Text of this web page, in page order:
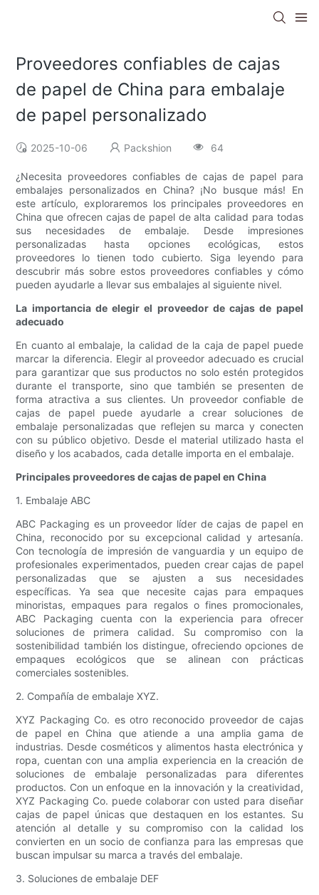
Proveedores confiables de cajas
de papel de China para embalaje
de papel personalizado
2025-10-06 Packshion 64
¿Necesita proveedores confiables de cajas de papel para
embalajes personalizados en China? ¡No busque más! En
este artículo, exploraremos los principales proveedores en
China que ofrecen cajas de papel de alta calidad para todas
sus necesidades de embalaje. Desde impresiones
personalizadas hasta opciones ecológicas, estos
proveedores lo tienen todo cubierto. Siga leyendo para
descubrir más sobre estos proveedores confiables y cómo
pueden ayudarle a llevar sus embalajes al siguiente nivel.
La importancia de elegir el proveedor de cajas de papel
adecuado
En cuanto al embalaje, la calidad de la caja de papel puede
marcar la diferencia. Elegir al proveedor adecuado es crucial
para garantizar que sus productos no solo estén protegidos
durante el transporte, sino que también se presenten de
forma atractiva a sus clientes. Un proveedor confiable de
cajas de papel puede ayudarle a crear soluciones de
embalaje personalizadas que reflejen su marca y conecten
con su público objetivo. Desde el material utilizado hasta el
diseño y los acabados, cada detalle importa en el embalaje.
Principales proveedores de cajas de papel en China
1. Embalaje ABC
ABC Packaging es un proveedor líder de cajas de papel en
China, reconocido por su excepcional calidad y artesanía.
Con tecnología de impresión de vanguardia y un equipo de
profesionales experimentados, pueden crear cajas de papel
personalizadas que se ajusten a sus necesidades
específicas. Ya sea que necesite cajas para empaques
minoristas, empaques para regalos o fines promocionales,
ABC Packaging cuenta con la experiencia para ofrecer
soluciones de primera calidad. Su compromiso con la
sostenibilidad también los distingue, ofreciendo opciones de
empaques ecológicos que se alinean con prácticas
comerciales sostenibles.
2. Compañía de embalaje XYZ.
XYZ Packaging Co. es otro reconocido proveedor de cajas
de papel en China que atiende a una amplia gama de
industrias. Desde cosméticos y alimentos hasta electrónica y
ropa, cuentan con una amplia experiencia en la creación de
soluciones de embalaje personalizadas para diferentes
productos. Con un enfoque en la innovación y la creatividad,
XYZ Packaging Co. puede colaborar con usted para diseñar
cajas de papel únicas que destaquen en los estantes. Su
atención al detalle y su compromiso con la calidad los
convierten en un socio de confianza para las empresas que
buscan impulsar su marca a través del embalaje.
3. Soluciones de embalaje DEF